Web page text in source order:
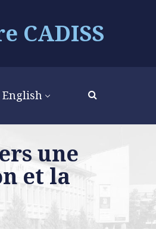
CADISS
English
une
et la